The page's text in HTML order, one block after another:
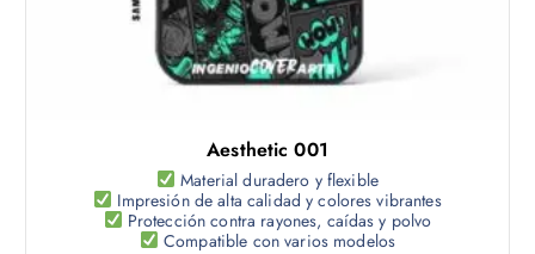
Aesthetic 001
Material duradero y flexible
Impresión de alta calidad y colores vibrantes
Protección contra rayones, caídas y polvo
Compatible con varios modelos